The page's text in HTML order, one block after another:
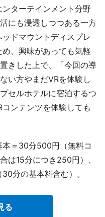
ターテインメント分野
にも浸透しつつある一方
ドマウントディスプレ
、興味があっても気軽
きした上で、「今回の導
い方やまだVRを体験し
セルホテルに宿泊するつ
ンテンツを体験しても
＝30分500円（無料コ
は15分につき250円）、
分の基本料含む）。
る